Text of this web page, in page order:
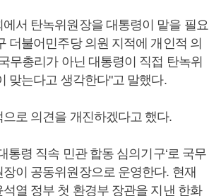
서 탄녹위원장을 대통령이 맡을 필요
더불어민주당 의원 지적에 개인적 의
무총리가 아닌 대통령이 직접 탄녹위
맞는다고 생각한다"고 말했다.
로 의견을 개진하겠다고 했다.
통령 직속 민관 합동 심의기구‘로 국무
이 공동위원장으로 운영한다. 현재
열 정부 첫 환경부 장관을 지낸 한화